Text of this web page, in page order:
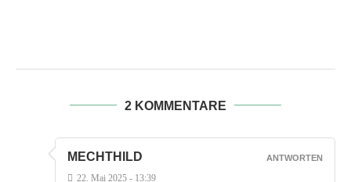
2 KOMMENTARE
MECHTHILD
22. Mai 2025 - 13:39
ANTWORTEN